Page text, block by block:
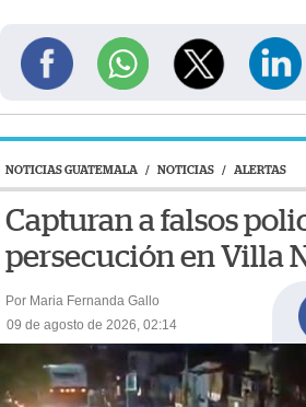
NOTICIAS GUATEMALA / NOTICIAS / ALERTAS
Capturan a falsos
persecución en Villa
Por Maria Fernanda Gallo
09 de agosto de 2026, 02:14